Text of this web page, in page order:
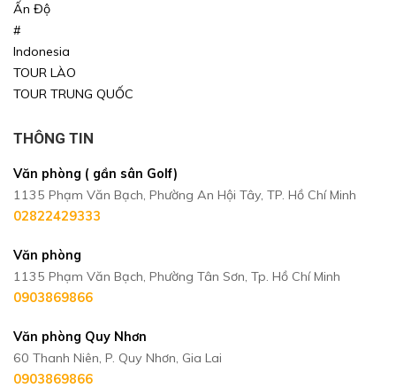
Ấn Độ
#
Indonesia
TOUR LÀO
TOUR TRUNG QUỐC
THÔNG TIN
Văn phòng ( gần sân Golf)
1135 Phạm Văn Bạch, Phường An Hội Tây, TP. Hồ Chí Minh
02822429333
Văn phòng
1135 Phạm Văn Bạch, Phường Tân Sơn, Tp. Hồ Chí Minh
0903869866
Văn phòng Quy Nhơn
60 Thanh Niên, P. Quy Nhơn, Gia Lai
0903869866